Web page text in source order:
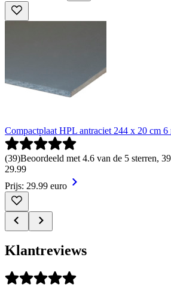
Compactplaat HPL antraciet 244 x 20 cm 6
(39)Beoordeeld met 4.6 van de 5 sterren,
29.99
Prijs: 29.99 euro
Klantreviews